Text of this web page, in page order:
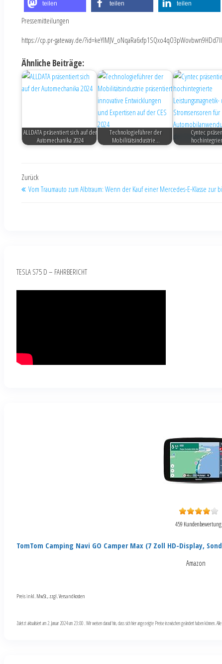
teilen teilen teilen
Pressemitteilungen
https://cp.pr-gateway.de/
Ähnliche Beiträge:
ALLDATA präsentiert sich auf der
Automechanika 2024
Technologieführer der
Mobilitätsindustrie…
Cyntec
Zurück
Vom Traumauto zum Albtraum: Wenn der Kauf einer Mercedes-E-Klasse zur
TESLA S75 D – FAHRBERICHT
459 Kundenbewertung
TomTom Camping Navi GO Camper Max (7 Zoll HD-Display,
Amazon
Preis inkl. MwSt., zzgl. Versandkosten
Zuletzt aktualisiert am 2. Januar 2024 um 23:00 . Wir weisen darauf hin, dass sich hier angezeigte Preise inzwischen geändert haben können.